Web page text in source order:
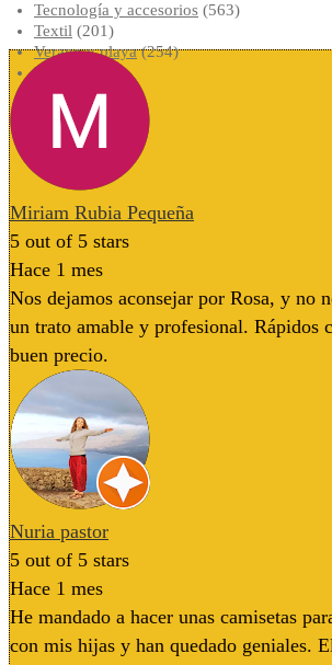
Tecnología y accesorios (563)
Textil (201)
Verano y playa(254)
Viaje
Miriam Rubia Pequeña
5 out of 5 stars
Hace 1 mes
Nos dejamos aconsejar por Rosa, y no
un trato amable y profesional. Rápidos
buen precio.
Nuria pastor
5 out of 5 stars
Hace 1 mes
He mandado a hacer unas camisetas
con mis hijas y han quedado geniales.